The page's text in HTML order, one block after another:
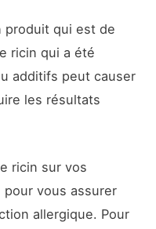
produit qui est de
ricin qui a été
additifs peut causer
les résultats
ricin sur vos
vous assurer
allergique. Pour